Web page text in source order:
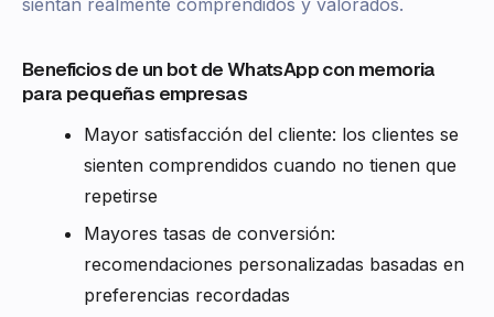
Beneficios de un bot de WhatsApp con memoria
para pequeñas empresas
Mayor satisfacción del cliente: los clientes se
sienten comprendidos cuando no tienen que
repetirse
Mayores tasas de conversión:
recomendaciones personalizadas basadas en
preferencias recordadas